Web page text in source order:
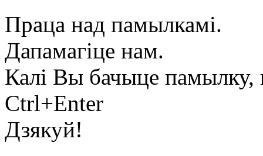
Праца над памылкамі.
Дапамагіце нам.
Калі Вы бачыце памылку,
Ctrl+Enter
Дзякуй!